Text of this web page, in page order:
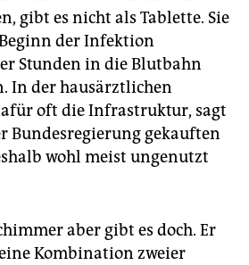
gibt es nicht als Tablette. Sie
der Infektion
Stunden in die Blutbahn
In der hausärztlichen
oft die Infrastruktur, sagt
Bundesregierung gekauften
wohl meist ungenutzt
aber gibt es doch. Er
Kombination zweier